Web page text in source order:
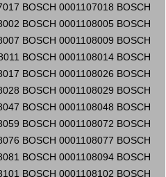
BOSCH 0001107018 BOSCH
BOSCH 0001108005 BOSCH
BOSCH 0001108009 BOSCH
BOSCH 0001108014 BOSCH
BOSCH 0001108026 BOSCH
BOSCH 0001108029 BOSCH
BOSCH 0001108048 BOSCH
BOSCH 0001108072 BOSCH
BOSCH 0001108077 BOSCH
BOSCH 0001108094 BOSCH
BOSCH 0001108102 BOSCH